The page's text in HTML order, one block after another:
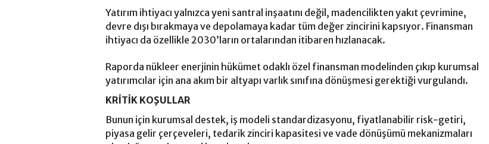
Yatırım ihtiyacı yalnızca yeni santral inşaatını değil, madencilikten yakıt çevrimine,
devre dışı bırakmaya ve depolamaya kadar tüm değer zincirini kapsıyor. Finansman
ihtiyacı da özellikle 2030’ların ortalarından itibaren hızlanacak.
Raporda nükleer enerjinin hükümet odaklı özel finansman modelinden çıkıp kurumsal
yatırımcılar için ana akım bir altyapı varlık sınıfına dönüşmesi gerektiği vurgulandı.
KRİTİK KOŞULLAR
Bunun için kurumsal destek, iş modeli standardizasyonu, fiyatlanabilir risk-getiri,
piyasa gelir çerçeveleri, tedarik zinciri kapasitesi ve vade dönüşümü mekanizmaları